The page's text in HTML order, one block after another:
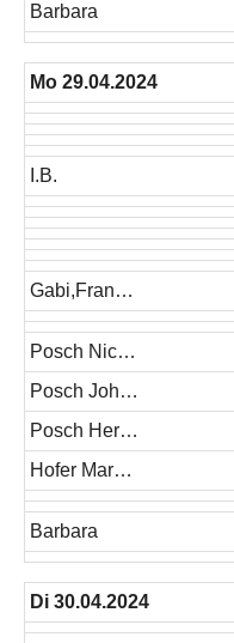
Barbara
Mo 29.04.2024
I.B.
Gabi,Fran…
Posch Nic…
Posch Joh…
Posch Her…
Hofer Mar…
Barbara
Di 30.04.2024